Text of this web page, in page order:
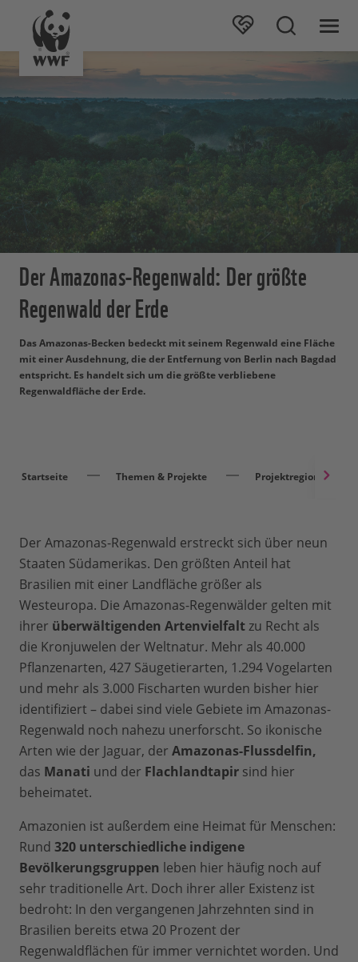
Der Amazonas-Regenwald: Der größte
Regenwald der Erde
Das Amazonas-Becken bedeckt mit seinem Regenwald eine Fläche
mit einer Ausdehnung, die der Entfernung von Berlin nach Bagdad
entspricht. Es handelt sich um die größte verbliebene
Regenwaldfläche der Erde.
Startseite Themen & Projekte Projektregionen
Der Amazonas-Regenwald erstreckt sich über neun
Staaten Südamerikas. Den größten Anteil hat
Brasilien mit einer Landfläche größer als
Westeuropa. Die Amazonas-Regenwälder gelten mit
ihrer überwältigenden Artenvielfaltzu Recht als
die Kronjuwelen der Weltnatur. Mehr als 40.000
Pflanzenarten, 427 Säugetierarten, 1.294 Vogelarten
und mehr als 3.000 Fischarten wurden bisher hier
identifiziert – dabei sind viele Gebiete im Amazonas-
Regenwald noch nahezu unerforscht. So ikonische
Arten wie der Jaguar, der Amazonas-Flussdelfin,
das Manati und der Flachlandtapir sind hier
beheimatet.
Amazonien ist außerdem eine Heimat für Menschen:
Rund 320 unterschiedliche indigene
Bevölkerungsgruppen leben hier häufig noch auf
sehr traditionelle Art. Doch ihrer aller Existenz ist
bedroht: In den vergangenen Jahrzehnten sind in
Brasilien bereits etwa 20 Prozent der
Regenwaldflächen für immer vernichtet worden. Und